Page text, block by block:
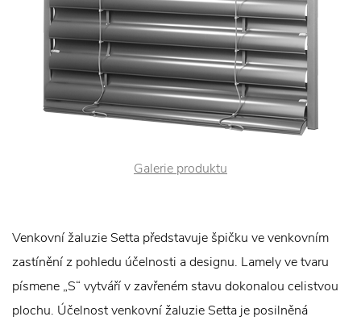
Galerie produktu
Venkovní žaluzie Setta představuje špičku ve venkovním
zastínění z pohledu účelnosti a designu. Lamely ve tvaru
písmene „S“ vytváří v zavřeném stavu dokonalou celistvou
plochu. Účelnost venkovní žaluzie Setta je posilněná